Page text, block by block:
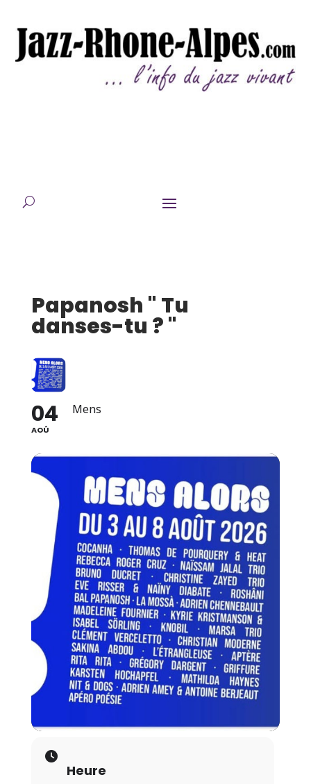
Papanosh " Tu
danses-tu ? "
04
AOÛ
Mens
Heure